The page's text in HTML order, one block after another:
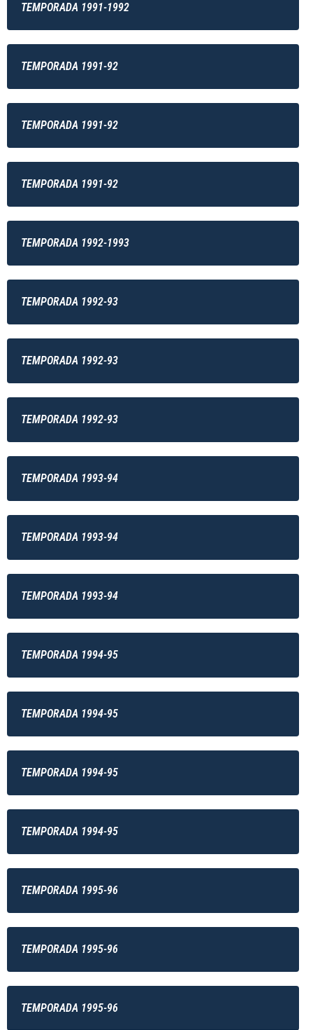
TEMPORADA 1991-1992
TEMPORADA 1991-92
TEMPORADA 1991-92
TEMPORADA 1991-92
TEMPORADA 1992-1993
TEMPORADA 1992-93
TEMPORADA 1992-93
TEMPORADA 1992-93
TEMPORADA 1993-94
TEMPORADA 1993-94
TEMPORADA 1993-94
TEMPORADA 1994-95
TEMPORADA 1994-95
TEMPORADA 1994-95
TEMPORADA 1994-95
TEMPORADA 1995-96
TEMPORADA 1995-96
TEMPORADA 1995-96